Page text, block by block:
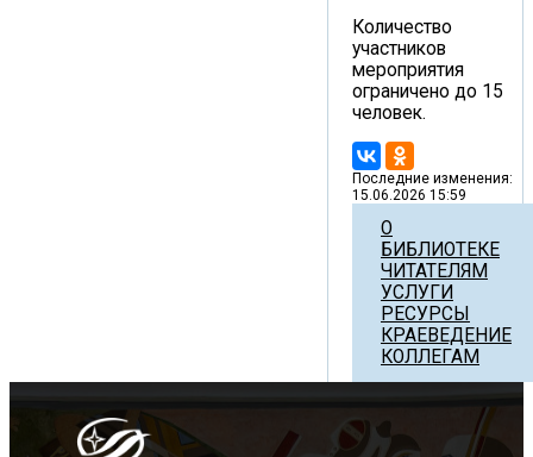
Количество
участников
мероприятия
ограничено до 15
человек.
Последние изменения:
15.06.2026 15:59
О
БИБЛИОТЕКЕ
ЧИТАТЕЛЯМ
УСЛУГИ
РЕСУРСЫ
КРАЕВЕДЕНИЕ
КОЛЛЕГАМ